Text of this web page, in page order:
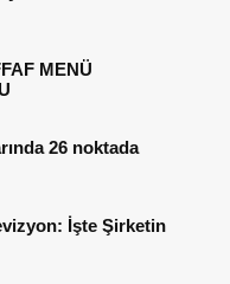
MENÜ
26 noktada
İşte Şirketin